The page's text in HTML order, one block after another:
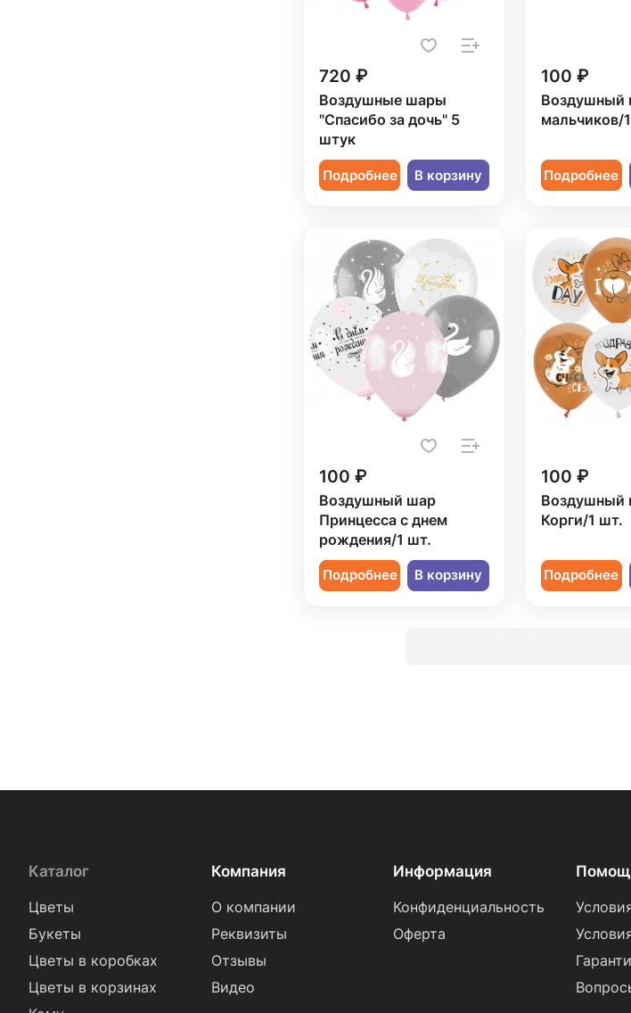
720 ₽
Воздушные шары
"Спасибо за дочь" 5
штук
Подробнее В корзину
100 ₽
Воздушный
мальчиков/
Подробнее
100 ₽
Воздушный шар
Принцесса с днем
рождения/1 шт.
Подробнее В корзину
100 ₽
Воздушный
Корги/1 шт.
Подробнее
Каталог
Цветы
Букеты
Цветы в коробках
Цветы в корзинах
Компания
О компании
Реквизиты
Отзывы
Видео
Информация
Конфиденциальность
Оферта